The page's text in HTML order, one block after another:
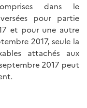
dans le
pour partie
et pour une autre
2017, seule la
attachés aux
2017 peut